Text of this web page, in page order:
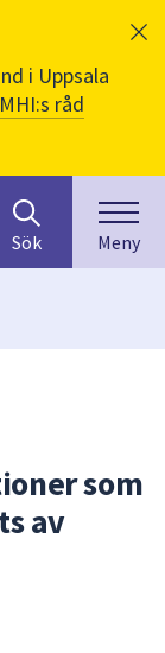
i Uppsala
råd
Sök Meny
som
av